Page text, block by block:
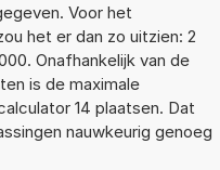
Voor het
het er dan zo uitzien: 2
Onafhankelijk van de
is de maximale
14 plaatsen. Dat
nauwkeurig genoeg